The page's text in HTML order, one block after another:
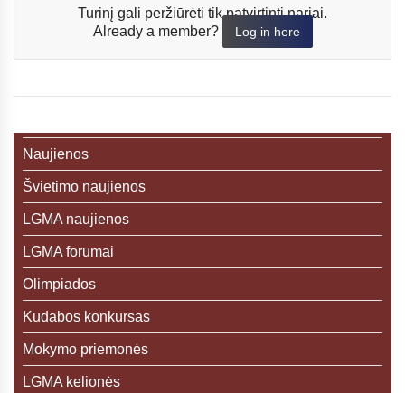
Turinį gali peržiūrėti tik patvirtinti nariai.
Already a member?
Log in here
Naujienos
Švietimo naujienos
LGMA naujienos
LGMA forumai
Olimpiados
Kudabos konkursas
Mokymo priemonės
LGMA kelionės